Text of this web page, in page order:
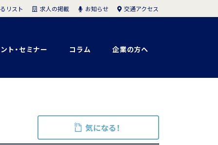
ト・セミナー コラム 企業の方へ
リスト 求人の掲載 お知らせ 交通アクセス
気になる！